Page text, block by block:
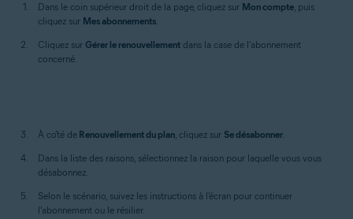
Dans le coin supérieur droit de la page, cliquez sur Mon compte, puis
cliquez sur Mes abonnements.
Cliquez sur Gérer le renouvellement dans la case de l'abonnement
concerné.
À côté de Renouvellement du plan, cliquez sur Se désabonner.
Dans la liste des raisons, sélectionnez la raison pour laquelle vous vous
désabonnez.
Selon le scénario, suivez les instructions à l'écran pour continuer
l'abonnement ou le résilier.